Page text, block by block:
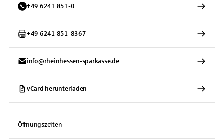
+49 6241 851-0
+49 6241 851-8367
info@rheinhessen-sparkasse.de
vCard herunterladen
Öffnungszeiten